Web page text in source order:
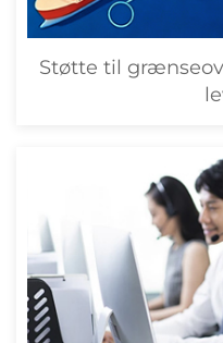
Støtte til